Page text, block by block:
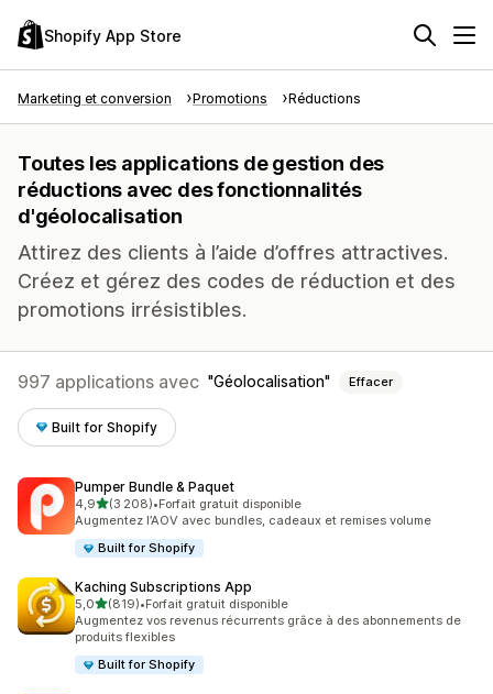
Shopify App Store
Marketing et conversion Promotions Réductions
Toutes les applications de gestion des
réductions avec des fonctionnalités
d'géolocalisation
Attirez des clients à l’aide d’offres attractives.
Créez et gérez des codes de réduction et des
promotions irrésistibles.
997 applications avec Géolocalisation Effacer
Built for Shopify
Pumper Bundle & Paquet
4,9étoile(s) sur 5
(3 208)
3208 avis au total
•Forfait gratuit disponible
Augmentez l’AOV avec bundles, cadeaux et remises volume
Built for Shopify
Kaching Subscriptions App
5,0étoile(s) sur 5
(819)
819 avis au total
•Forfait gratuit disponible
Augmentez vos revenus récurrents grâce à des abonnements de
produits flexibles
Built for Shopify